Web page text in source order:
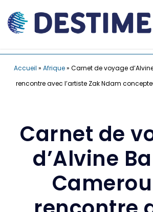
Accueil » Afrique» Carnet de voyage
rencontre avec l’artiste Zak Ndam
Carnet de
d’Alvine